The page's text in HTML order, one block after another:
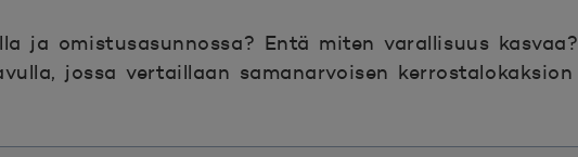
ja omistusasunnossa? Entä miten varallisuus kasvaa?
jossa vertaillaan samanarvoisen kerrostalokaksion